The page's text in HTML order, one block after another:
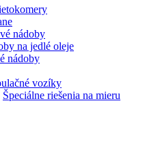
nádoby
na jedlé oleje
nádoby
vozíky
Špeciálne riešenia na mieru